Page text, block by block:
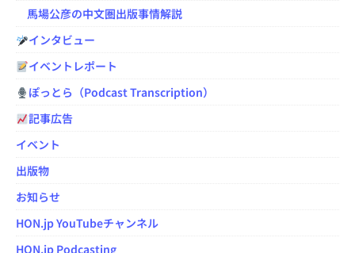
馬場公彦の中文圏出版事情解説
インタビュー
イベントレポート
ぽっとら（Podcast Transcription）
記事広告
イベント
出版物
お知らせ
HON.jp YouTubeチャンネル
HON.jp Podcasting